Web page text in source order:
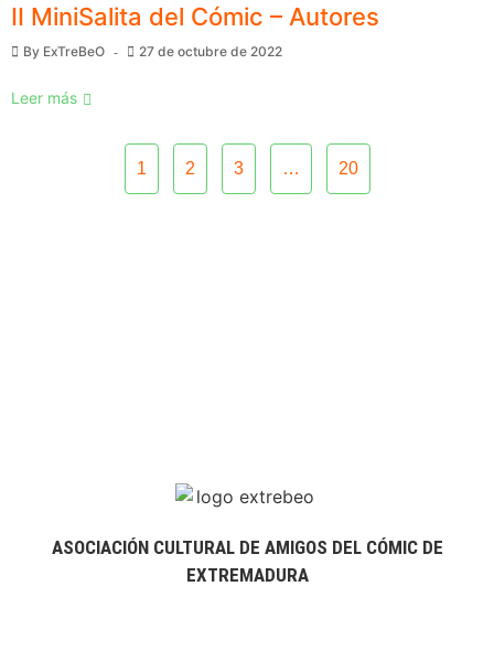
II MiniSalita del Cómic – Autores
By ExTreBeO 27 de octubre de 2022
Leer más
1 2 3 … 20
ASOCIACIÓN CULTURAL DE AMIGOS DEL CÓMIC DE
EXTREMADURA